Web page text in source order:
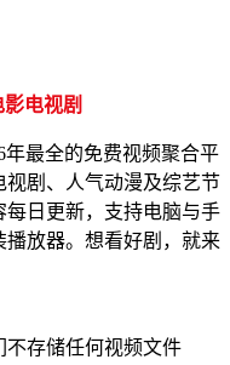
电视剧
年最全的免费视频聚合平
剧、人气动漫及综艺节
每日更新，支持电脑与手
放器。想看好剧，就来
不存储任何视频文件